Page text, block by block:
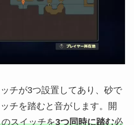
チが3つ設置してあり、砂で
チを踏むと音がします。開
スイッチを3つ同時に踏む必